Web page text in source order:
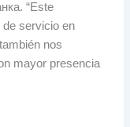
“Este
servicio en
nos
mayor presencia